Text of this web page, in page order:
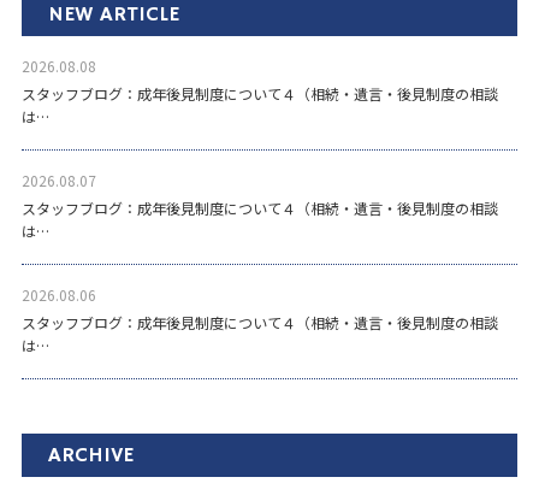
NEW ARTICLE
2026.08.08
スタッフブログ：成年後見制度について４（相続・遺言・後見制度の相談
は…
2026.08.07
スタッフブログ：成年後見制度について４（相続・遺言・後見制度の相談
は…
2026.08.06
スタッフブログ：成年後見制度について４（相続・遺言・後見制度の相談
は…
ARCHIVE